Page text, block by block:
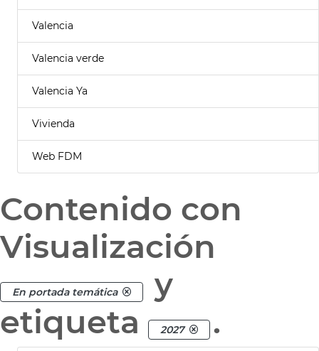
Valencia
Valencia verde
Valencia Ya
Vivienda
Web FDM
Contenido con
Visualización
En portada temática
y
etiqueta
2027 .